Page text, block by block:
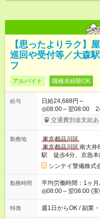
【思ったよりラク】
巡回や受付等／大森
フ
アルバイト 職種未経験OK
給与
日給24,688円～
◎08:00～翌08:00
円） ※別途資格手
500円/日 上級
交通費別途支給あ
勤務地
東京都品川区
東京都品川区南大井
駅 徒歩4分、京急本
シンテイ警備株式
勤務時間
平均労働時間：1ヶ
◎08:00～翌08:00 (実
円～ ※固定残業代9.0h：14,688
たり170時間 想定労
特徴 週1日からOK / 副業